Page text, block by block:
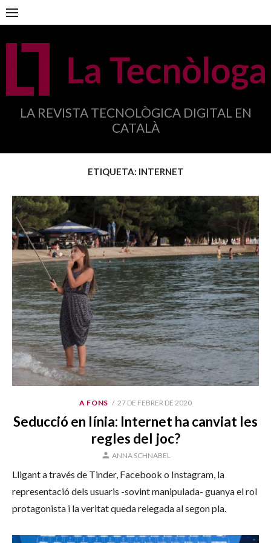
Anar
al
contingut
LA REVISTA TECNOLÒGICA DIGITAL EN
CATALÀ
ETIQUETA: INTERNET
A FONS
PUBLICAT
27 DE FEBRER DE 2020
Seducció en línia: Internet ha canviat les
regles del joc?
AUTOR
ANNA SCHNABEL
Lligant a través de Tinder, Facebook o Instagram, la
representació dels usuaris -sovint manipulada- guanya el rol
protagonista i la veritat queda relegada al segon pla.